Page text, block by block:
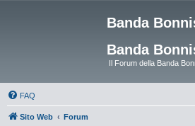
Banda
Banda
Il Forum della Banda
FAQ
Sito Web Forum